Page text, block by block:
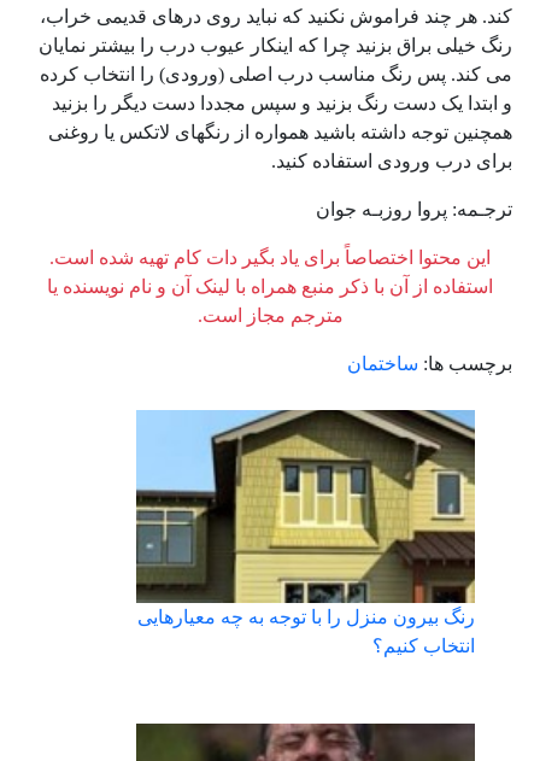
کند. هر چند فراموش نکنید که نباید روی درهای قدیمی خراب،
رنگ خیلی براق بزنید چرا که اینکار عیوب درب را بیشتر نمایان
می کند. پس رنگ مناسب درب اصلی (ورودی) را انتخاب کرده
و ابتدا یک دست رنگ بزنید و سپس مجددا دست دیگر را بزنید
همچنین توجه داشته باشید همواره از رنگهای لاتکس یا روغنی
برای درب ورودی استفاده کنید.
ترجـمه: پروا روزبـه جوان
این محتوا اختصاصاً برای یاد بگیر دات کام تهیه شده است.
استفاده از آن با ذکر منبع همراه با لینک آن و نام نویسنده یا
مترجم مجاز است.
برچسب ها: ساختمان
رنگ بیرون منزل را با توجه به چه معیارهایی
انتخاب کنیم؟